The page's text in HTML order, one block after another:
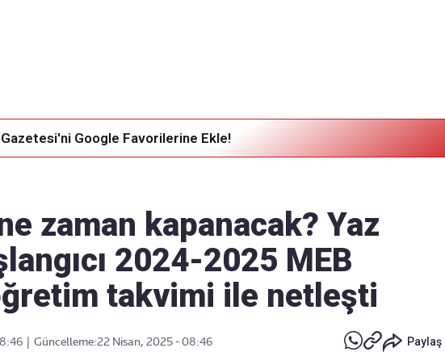
Google Favorilerine Ekle!
zaman kapanacak? Yaz
2024-2025 MEB
takvimi ile netleşti
Güncelleme:22 Nisan, 2025 - 08:46 Paylaş